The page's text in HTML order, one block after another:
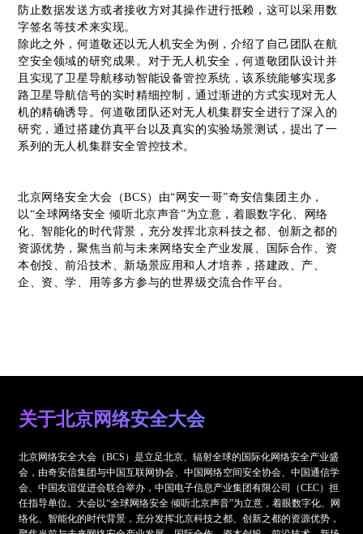
防止数据发送方或者接收方对其操作进行抵赖，这可以采用数
字签名等技术来实现。
除此之外，何道敬还以无人机安全为例，介绍了自己团队在航
空安全领域的研究成果。对于无人机安全，何道敬团队设计并
且实现了卫星导航移动智能设备管控系统，该系统能够实现多
路卫星导航信号的实时精细控制，通过渐进的方式实现对无人
机的精确诱导。何道敬团队还对无人机集群安全进行了深入的
研究，通过搭建仿真平台以及真实的实验场景测试，提出了一
系列的无人机集群安全管控技术。
北京网络安全大会（BCS）由“网安一哥”奇安信集团主办，
以“全球网络安全 倾听北京声音”为立意，着眼数字化、网络
化、智能化的时代背景，充分发挥北京科技之都、创新之都的
资源优势，聚焦当前与未来网络安全产业发展、国际合作、资
本创投、前沿技术、新场景应用和人才培养，搭建政、产、
企、资、学、用等多方参与的世界级交流合作平台。
关于北京网络安全大会
北京网络安全大会（BCS）是立足北京、辐射全球的国际化网络安全产业盛
会，由奇安信集团与中国互联网协会、中国网络空间安全协会、中国通信学
会、中国友谊促进会联合举办，中国电子信息产业集团有限公司（CEC）担
任指导单位。大会以“全球网络安全 倾听北京声音”为立意，着眼数字化、网
络化、智能化的时代背景，充分发挥北京科技之都、创新之都的资源优势，